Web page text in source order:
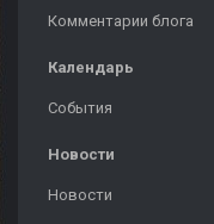
Комментарии блога
Календарь
События
Новости
Новости